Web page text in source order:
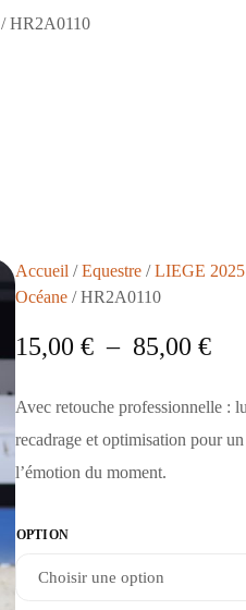
/ HR2A0110
Accueil /Equestre/LIEGE 2025
Océane/ HR2A0110
15,00 € – 85,00 €
Avec retouche professionnelle :
recadrage et optimisation pour
l’émotion du moment.
OPTION